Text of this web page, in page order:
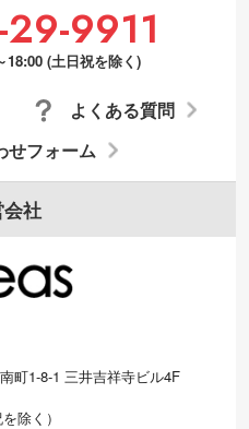
9911
18:00 (土日祝を除く)
せフォーム
よくある質問
社
町1-8-1 三井吉祥寺ビル4F
除く）